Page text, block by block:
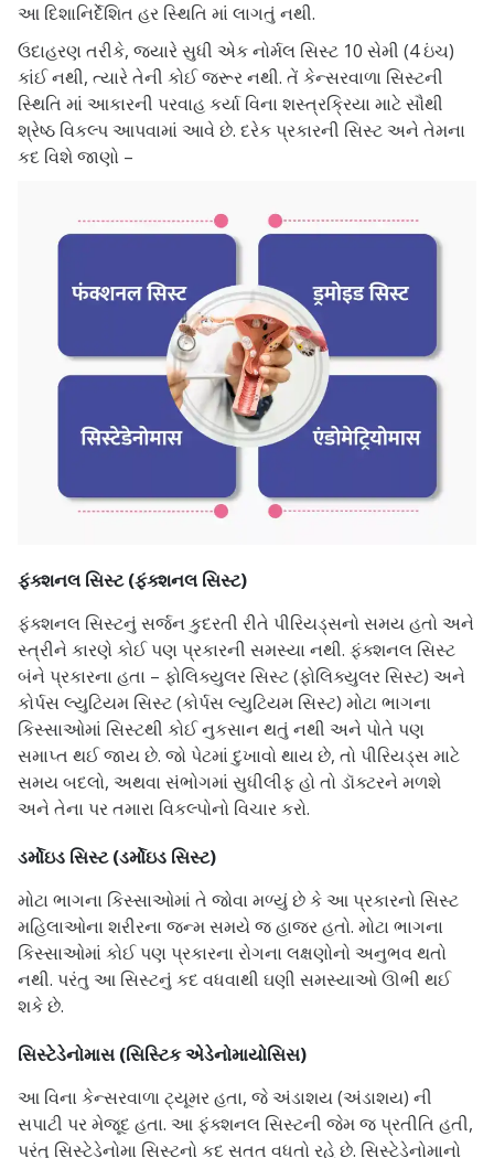
આ દિશાનિર્દેશિત હર સ્થિતિ માં લાગતું નથી.
ઉદાહરણ તરીકે, જ્યારે સુધી એક નોર્મલ સિસ્ટ 10 સેમી (4 ઇંચ)
કાંઈ નથી, ત્યારે તેની કોઈ જરૂર નથી. તેં કેન્સરવાળા સિસ્ટની
સ્થિતિ માં આકારની પરવાહ કર્યા વિના શસ્ત્રક્રિયા માટે સૌથી
શ્રેષ્ઠ વિકલ્પ આપવામાં આવે છે. દરેક પ્રકારની સિસ્ટ અને તેમના
કદ વિશે જાણો –
ફંક્શનલ સિસ્ટ (ફંક્શનલ સિસ્ટ)
ફંક્શનલ સિસ્ટનું સર્જન કુદરતી રીતે પીરિયડ્સનો સમય હતો અને
સ્ત્રીને કારણે કોઈ પણ પ્રકારની સમસ્યા નથી. ફંક્શનલ સિસ્ટ
બંને પ્રકારના હતા – ફોલિક્યુલર સિસ્ટ (ફોલિક્યુલર સિસ્ટ) અને
કોર્પસ લ્યુટિયમ સિસ્ટ (કોર્પસ લ્યુટિયમ સિસ્ટ) મોટા ભાગના
કિસ્સાઓમાં સિસ્ટથી કોઈ નુકસાન થતું નથી અને પોતે પણ
સમાપ્ત થઈ જાય છે. જો પેટમાં દુખાવો થાય છે, તો પીરિયડ્સ માટે
સમય બદલો, અથવા સંભોગમાં સુધીલીફ હો તો ડૉક્ટરને મળશે
અને તેના પર તમારા વિકલ્પોનો વિચાર કરો.
ડર્મોઇડ સિસ્ટ (ડર્મોઇડ સિસ્ટ)
મોટા ભાગના કિસ્સાઓમાં તે જોવા મળ્યું છે કે આ પ્રકારનો સિસ્ટ
મહિલાઓના શરીરના જન્મ સમયે જ હાજર હતો. મોટા ભાગના
કિસ્સાઓમાં કોઈ પણ પ્રકારના રોગના લક્ષણોનો અનુભવ થતો
નથી. પરંતુ આ સિસ્ટનું કદ વધવાથી ઘણી સમસ્યાઓ ઊભી થઈ
શકે છે.
સિસ્ટેડેનોમાસ (સિસ્ટિક એડેનોમાયોસિસ)
આ વિના કેન્સરવાળા ટ્યૂમર હતા, જે અંડાશય (અંડાશય) ની
સપાટી પર મેજૂદ હતા. આ ફંક્શનલ સિસ્ટની જેમ જ પ્રતીતિ હતી,
પરંતુ સિસ્ટેડેનોમા સિસ્ટનો કદ સતત વધતો રહે છે. સિસ્ટેડેનોમાનો